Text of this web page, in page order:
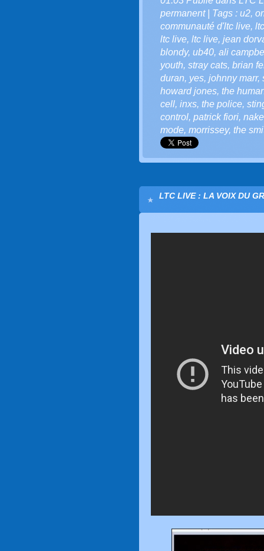
permanent| Tags : u2,
communauté d'ltc live,
ltc live, ltc live, jean
blondy, ub40, ali
youth, stray cats, brian
duran, yes, johnny marr,
howard jones, the
cell, inxs, the police,
control, patrick fiori,
mode, morrissey, the
LTC LIVE : LA VOIX DU